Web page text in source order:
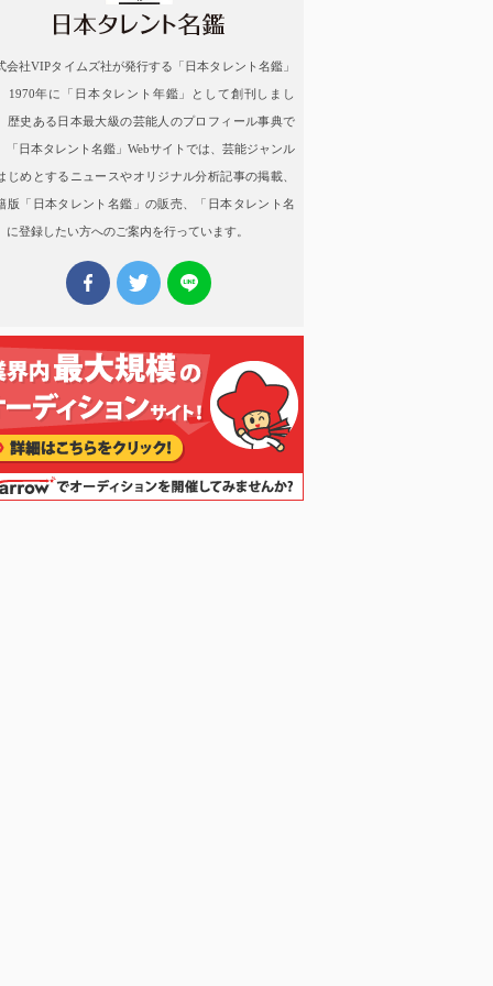
会社VIPタイムズ社が発行する「日本タレント名鑑」
1970年に「日本タレント年鑑」として創刊しまし
歴史ある日本最大級の芸能人のプロフィール事典で
「日本タレント名鑑」Webサイトでは、芸能ジャンル
じめとするニュースやオリジナル分析記事の掲載、
版「日本タレント名鑑」の販売、「日本タレント名
に登録したい方へのご案内を行っています。